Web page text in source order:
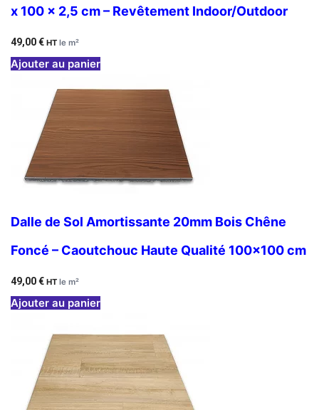
x 100 x 2,5 cm – Revêtement Indoor/Outdoor
49,00€ HT le m²
Ajouter au panier
Dalle de Sol Amortissante 20mm Bois Chêne
Foncé – Caoutchouc Haute Qualité 100×100 cm
49,00€ HT le m²
Ajouter au panier